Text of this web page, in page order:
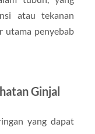
atau tekanan
utama penyebab
Ginjal
yang dapat